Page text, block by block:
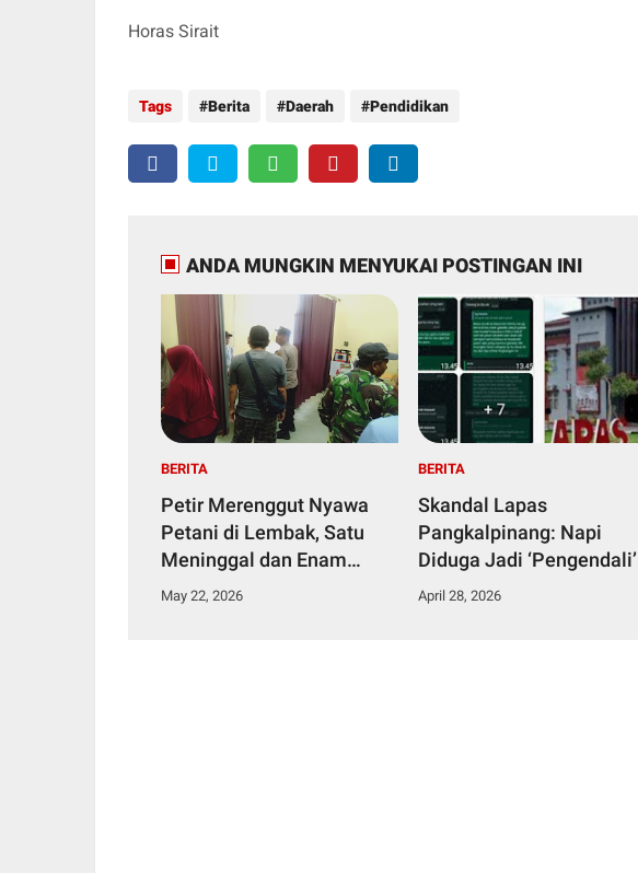
Horas Sirait
Tags Berita Daerah Pendidikan
ANDA MUNGKIN MENYUKAI POSTINGAN INI
BERITA
Petir Merenggut Nyawa
Petani di Lembak, Satu
Meninggal dan Enam
Dirawat Intensif
May 22, 2026
BERITA
Skandal Lapas
Pangkalpinang: Napi
Diduga Jadi ‘Pengendali’
Narkotika dari Kamar
April 28, 2026